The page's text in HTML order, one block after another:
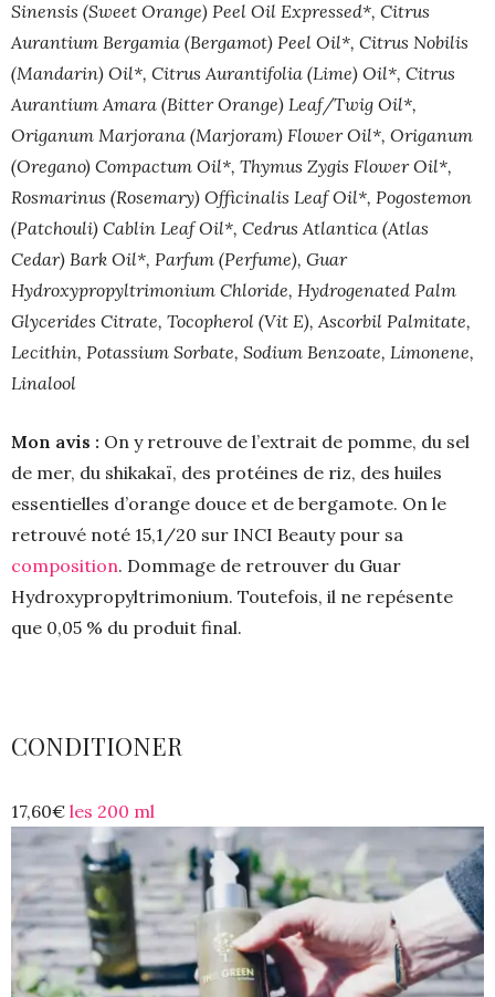
Sinensis (Sweet Orange) Peel Oil Expressed*, Citrus
Aurantium Bergamia (Bergamot) Peel Oil*, Citrus Nobilis
(Mandarin) Oil*, Citrus Aurantifolia (Lime) Oil*, Citrus
Aurantium Amara (Bitter Orange) Leaf/Twig Oil*,
Origanum Marjorana (Marjoram) Flower Oil*, Origanum
(Oregano) Compactum Oil*, Thymus Zygis Flower Oil*,
Rosmarinus (Rosemary) Officinalis Leaf Oil*, Pogostemon
(Patchouli) Cablin Leaf Oil*, Cedrus Atlantica (Atlas
Cedar) Bark Oil*, Parfum (Perfume), Guar
Hydroxypropyltrimonium Chloride, Hydrogenated Palm
Glycerides Citrate, Tocopherol (Vit E), Ascorbil Palmitate,
Lecithin, Potassium Sorbate, Sodium Benzoate, Limonene,
Linalool
Mon avis : On y retrouve de l’extrait de pomme, du sel
de mer, du shikakaï, des protéines de riz, des huiles
essentielles d’orange douce et de bergamote. On le
retrouvé noté 15,1/20 sur INCI Beauty pour sa
composition. Dommage de retrouver du Guar
Hydroxypropyltrimonium. Toutefois, il ne repésente
que 0,05 % du produit final.
CONDITIONER
17,60€ les 200 ml